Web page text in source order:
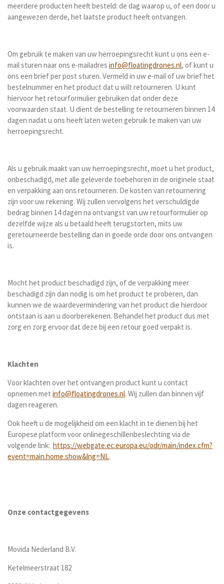
meerdere producten heeft besteld: de dag waarop u, of een door u
aangewezen derde, het laatste product heeft ontvangen.
Om gebruik te maken van uw herroepingsrecht kunt u ons een e-
mail sturen naar ons e-mailadres info@floatingdrones.nl, of kunt u
ons een brief per post sturen. Vermeld in uw e-mail of uw brief het
bestelnummer en het product dat u wilt retourneren. U kunt
hiervoor het retourformulier gebruiken dat onder deze
voorwaarden staat. U dient de bestelling te retourneren binnen 14
dagen nadat u ons heeft laten weten gebruik te maken van uw
herroepingsrecht.
Als u gebruik maakt van uw herroepingsrecht, moet u het product,
onbeschadigd, met alle geleverde toebehoren in de originele staat
en verpakking aan ons retourneren. De kosten van retournering
zijn voor uw rekening. Wij zullen vervolgens het verschuldigde
bedrag binnen 14 dagen na ontvangst van uw retourformulier op
dezelfde wijze als u betaald heeft terugstorten, mits uw
geretourneerde bestelling dan in goede orde door ons ontvangen
is.
Mocht het product beschadigd zijn, of de verpakking meer
beschadigd zijn dan nodig is om het product te proberen, dan
kunnen we de waardevermindering van het product die hierdoor
ontstaan is aan u doorberekenen. Behandel het product dus met
zorg en zorg ervoor dat deze bij een retour goed verpakt is.
Klachten
Voor klachten over het ontvangen product kunt u contact
opnemen met info@floatingdrones.nl. Wij zullen dan binnen vijf
dagen reageren.
Ook heeft u de mogelijkheid om een klacht in te dienen bij het
Europese platform voor onlinegeschillenbeslechting via de
volgende link: https://webgate.ec.europa.eu/odr/main/index.cfm?
event=main.home.show&lng=NL.
Onze contactgegevens
Movida Nederland B.V.
Ketelmeerstraat 182